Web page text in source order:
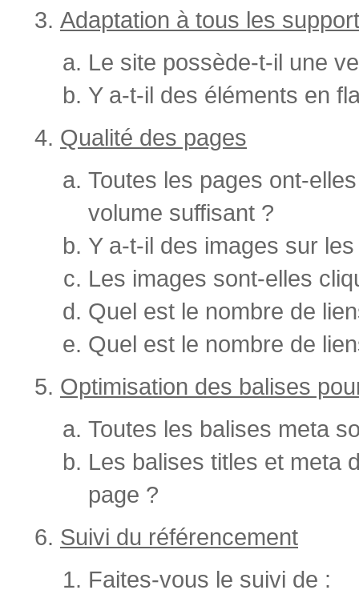
Adaptation à tous les
Le site possède-t-il une
Y a-t-il des éléments en
Qualité des pages
Toutes les pages ont-
volume suffisant ?
Y a-t-il des images sur
Les images sont-elles
Quel est le nombre de
Quel est le nombre de
Optimisation des balises
Toutes les balises meta
Les balises titles et meta
page ?
Suivi du référencement
Faites-vous le suivi de :